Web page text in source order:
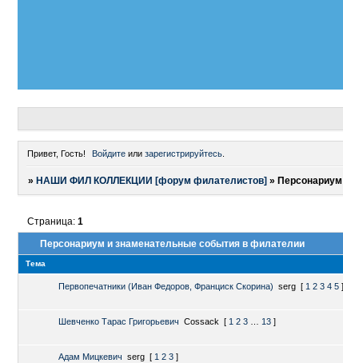
Привет, Гость! Войдите или зарегистрируйтесь
» НАШИ ФИЛ КОЛЛЕКЦИИ [форум филателистов] »
Персонариум и знаменательные события в филателии
Страница: 1
Тема
Первопечатники (Иван Федоров, Франциск Скорина) serg [ 1 2 3 4 5 ]
Шевченко Тарас Григорьевич Cossack [ 1 2 3 13 ]
Адам Мицкевич serg [ 1 2 3 ]